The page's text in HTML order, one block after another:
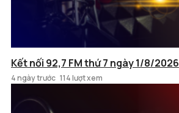
Kết nối 92,7 FM thứ 7 ngày 1/8/2026
4 ngày trước 114 lượt xem